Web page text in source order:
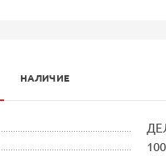
НАЛИЧИЕ